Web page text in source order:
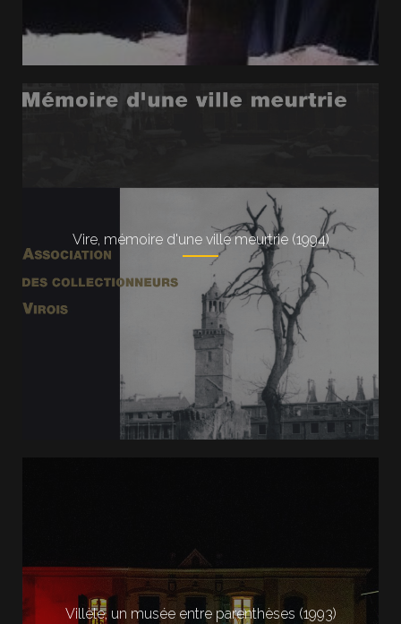
Vire, mémoire d'une ville meurtrie (1994)
Villèle, un musée entre parenthèses (1993)